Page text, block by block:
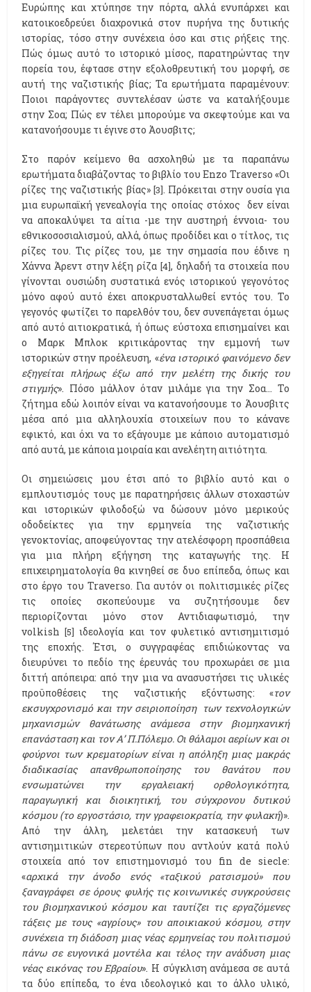
Ευρώπης και χτύπησε την πόρτα, αλλά ενυπάρχει και
κατοικοεδρεύει διαχρονικά στον πυρήνα της δυτικής
ιστορίας, τόσο στην συνέχεια όσο και στις ρήξεις της.
Πώς όμως αυτό το ιστορικό μίσος, παρατηρώντας την
πορεία του, έφτασε στην εξολοθρευτική του μορφή, σε
αυτή της ναζιστικής βίας; Τα ερωτήματα παραμένουν:
Ποιοι παράγοντες συντελέσαν ώστε να καταλήξουμε
στην Σοα; Πώς εν τέλει μπορούμε να σκεφτούμε και να
κατανοήσουμε τι έγινε στο Άουσβιτς;
Στο παρόν κείμενο θα ασχοληθώ με τα παραπάνω
ερωτήματα διαβάζοντας το βιβλίο του Enzo Traverso «Οι
ρίζες της ναζιστικής βίας»[3]. Πρόκειται στην ουσία για
μια ευρωπαϊκή γενεαλογία της οποίας στόχος δεν είναι
να αποκαλύψει τα αίτια -με την αυστηρή έννοια- του
εθνικοσοσιαλισμού, αλλά, όπως προδίδει και ο τίτλος, τις
ρίζες του. Τις ρίζες του, με την σημασία που έδινε η
Χάννα Άρεντ στην λέξη ρίζα [4], δηλαδή τα στοιχεία που
γίνονται ουσιώδη συστατικά ενός ιστορικού γεγονότος
μόνο αφού αυτό έχει αποκρυσταλλωθεί εντός του. Το
γεγονός φωτίζει το παρελθόν του, δεν συνεπάγεται όμως
από αυτό αιτιοκρατικά, ή όπως εύστοχα επισημαίνει και
ο Μαρκ Μπλοκ κριτικάροντας την εμμονή των
ιστορικών στην προέλευση, «ένα ιστορικό φαινόμενο δεν
εξηγείται πλήρως έξω από την μελέτη της δικής του
στιγμής». Πόσο μάλλον όταν μιλάμε για την Σοα... Το
ζήτημα εδώ λοιπόν είναι να κατανοήσουμε το Άουσβιτς
μέσα από μια αλληλουχία στοιχείων που το κάνανε
εφικτό, και όχι να το εξάγουμε με κάποιο αυτοματισμό
από αυτά, με κάποια μοιραία και ανελέητη αιτιότητα.
Οι σημειώσεις μου έτσι από το βιβλίο αυτό και ο
εμπλουτισμός τους με παρατηρήσεις άλλων στοχαστών
και ιστορικών φιλοδοξώ να δώσουν μόνο μερικούς
οδοδείκτες για την ερμηνεία της ναζιστικής
γενοκτονίας, αποφεύγοντας την ατελέσφορη προσπάθεια
για μια πλήρη εξήγηση της καταγωγής της. Η
επιχειρηματολογία θα κινηθεί σε δυο επίπεδα, όπως και
στο έργο του Traverso. Για αυτόν οι πολιτισμικές ρίζες
τις οποίες σκοπεύουμε να συζητήσουμε δεν
περιορίζονται μόνο στον Αντιδιαφωτισμό, την
volkish [5] ιδεολογία και τον φυλετικό αντισημιτισμό
της εποχής. Έτσι, ο συγγραφέας επιδιώκοντας να
διευρύνει το πεδίο της έρευνάς του προχωράει σε μια
διττή απόπειρα: από την μια να ανασυστήσει τις υλικές
προϋποθέσεις της ναζιστικής εξόντωσης: «τον
εκσυγχρονισμό και την σειριοποίηση των τεχνολογικών
μηχανισμών θανάτωσης ανάμεσα στην βιομηχανική
επανάσταση και τον Α’ Π.Πόλεμο. Οι θάλαμοι αερίων και οι
φούρνοι των κρεματορίων είναι η απόληξη μιας μακράς
διαδικασίας απανθρωποποίησης του θανάτου που
ενσωματώνει την εργαλειακή ορθολογικότητα,
παραγωγική και διοικητική, του σύγχρονου δυτικού
κόσμου (το εργοστάσιο, την γραφειοκρατία, την φυλακή)».
Από την άλλη, μελετάει την κατασκευή των
αντισημιτικών στερεοτύπων που αντλούν κατά πολύ
στοιχεία από τον επιστημονισμό του fin de siecle:
«αρχικά την άνοδο ενός «ταξικού ρατσισμού» που
ξαναγράφει σε όρους φυλής τις κοινωνικές συγκρούσεις
του βιομηχανικού κόσμου και ταυτίζει τις εργαζόμενες
τάξεις με τους «αγρίους» του αποικιακού κόσμου, στην
συνέχεια τη διάδοση μιας νέας ερμηνείας του πολιτισμού
πάνω σε ευγονικά μοντέλα και τέλος την ανάδυση μιας
νέας εικόνας του Εβραίου». Η σύγκλιση ανάμεσα σε αυτά
τα δύο επίπεδα, το ένα ιδεολογικό και το άλλο υλικό,